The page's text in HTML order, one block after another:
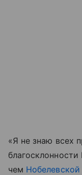
«Я не знаю всех
чем